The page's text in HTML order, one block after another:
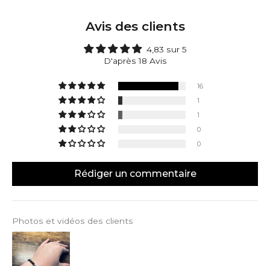
l'aspect uniques de chaque pierre.
Avis des clients
4,83 sur 5
D'après 18 Avis
16
1
1
0
0
Rédiger un commentaire
Photos et vidéos des clients